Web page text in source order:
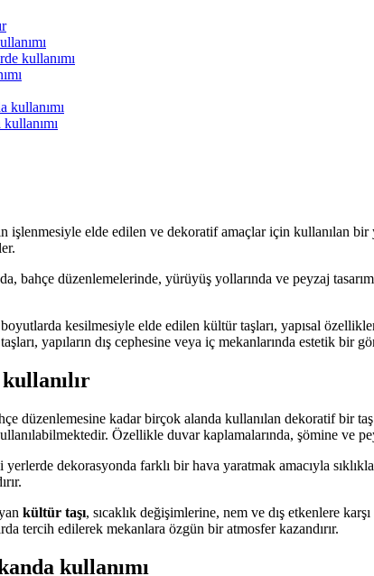
kullanımı
kullanımı
işlenmesiyle elde edilen ve dekoratif amaçlar için kullanılan
bahçe düzenlemelerinde, yürüyüş yollarında ve peyzaj
kesilmesiyle elde edilen kültür taşları, yapısal
yapıların dış cephesine veya iç mekanlarında estetik bir
düzenlemesine kadar birçok alanda kullanılan dekoratif bir
Özellikle duvar kaplamalarında, şömine ve
dekorasyonda farklı bir hava yaratmak amacıyla
kültür taşı, sıcaklık değişimlerine, nem ve dış etkenlere
tercih edilerek mekanlara özgün bir atmosfer kazandırır.
kullanımı